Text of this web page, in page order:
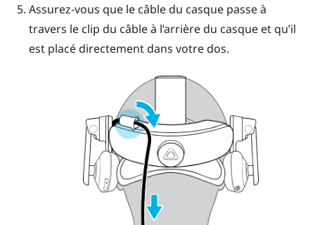
Assurez-vous que le câble du casque passe à
travers le clip du câble à l’arrière du casque et qu’il
est placé directement dans votre dos.